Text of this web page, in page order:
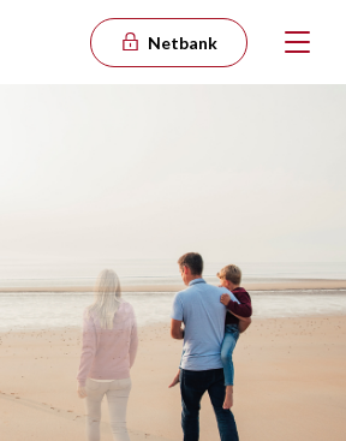
Netbank